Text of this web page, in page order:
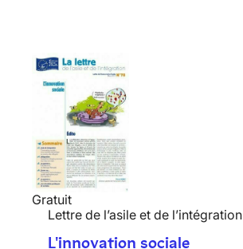
Gratuit
Lettre de l’asile et de l’intégration
L'innovation sociale